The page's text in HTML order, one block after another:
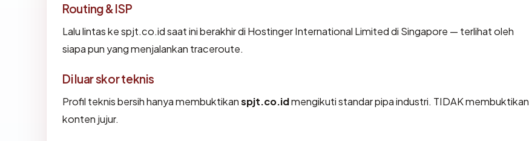
Routing & ISP
Lalu lintas ke spjt.co.id saat ini berakhir di Hostinger International Limited di Singapore — terlihat oleh
siapa pun yang menjalankan traceroute.
Di luar skor teknis
Profil teknis bersih hanya membuktikanspjt.co.idmengikuti standar pipa industri. TIDAK membuktikan
konten jujur.